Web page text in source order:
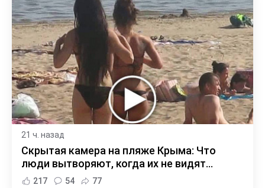
21 ч. назад
Скрытая камера на пляже Крыма: Что
люди вытворяют, когда их не видят...
217 54 77